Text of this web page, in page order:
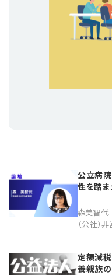
公立病
性を踏
森美智代
（公社）
定額減
養親族